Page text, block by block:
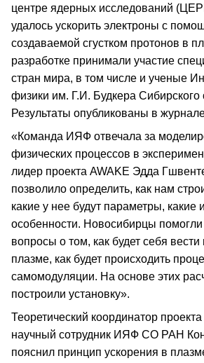
центре ядерных исследований
удалось ускорить электроны с
создаваемой сгустком протонов в
разработке принимали участие
стран мира, в том числе и ученые
физики им. Г.И. Будкера
Результаты опубликованы в
«Команда ИЯФ отвечала за
физических процессов в
лидер проекта AWAKE Эдда
позволило определить, как нам
какие у нее будут параметры,
особенности. Новосибирцы
вопросы о том, как будет себя вести
плазме, как будет происходить
самомодуляции. На основе этих
построили установку».
Теоретический координатор
научный сотрудник ИЯФ СО РАН
пояснил принцип ускорения в